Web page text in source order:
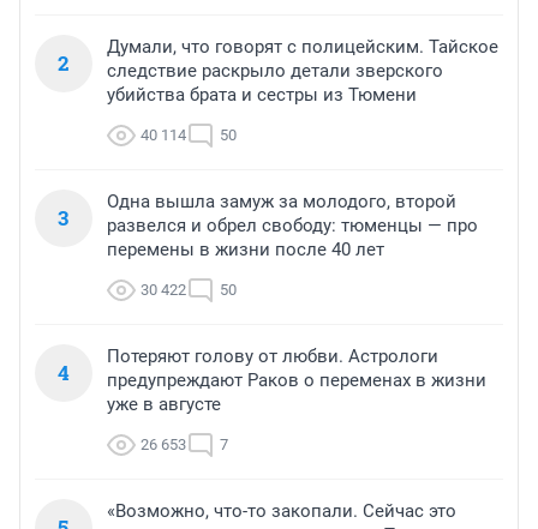
2
Думали, что говорят с полицейским. Тайское
следствие раскрыло детали зверского
убийства брата и сестры из Тюмени
40 114 50
3
Одна вышла замуж за молодого, второй
развелся и обрел свободу: тюменцы — про
перемены в жизни после 40 лет
30 422 50
4
Потеряют голову от любви. Астрологи
предупреждают Раков о переменах в жизни
уже в августе
26 653 7
«Возможно, что-то закопали. Сейчас это